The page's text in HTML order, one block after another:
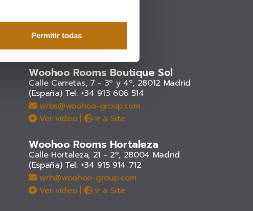
Permitir todas
Woohoo Rooms Boutique Sol
Calle Carretas, 7 - 3º y 4º, 28012 Madrid
(España) Tel: +34 913 606 514
wrbs@woohoo-group.com
Ver vídeo| Ir a Site
Woohoo Rooms Hortaleza
Calle Hortaleza, 21 - 2º, 28004 Madrid
(España) Tel: +34 915 914 712
wrh@woohoo-group.com
Ver vídeo| Ir a Site